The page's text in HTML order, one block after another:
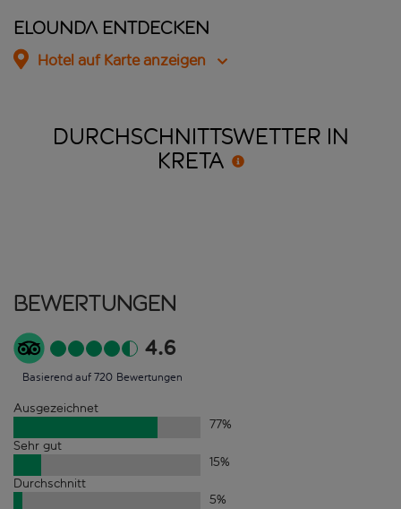
Elounda entdecken
Hotel auf Karte anzeigen
DURCHSCHNITTSWETTER IN
KRETA
Bewertungen
4.6
Basierend auf 720 Bewertungen
Ausgezeichnet
77%
Sehr gut
15%
Durchschnitt
5%